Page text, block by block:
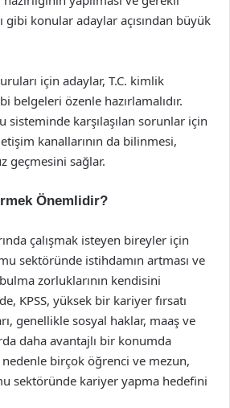
gibi konular adaylar açısından büyük
için adaylar, T.C. kimlik
belgeleri özenle hazırlamalıdır.
sisteminde karşılaşılan sorunlar için
kanallarının da bilinmesi,
geçmesini sağlar.
Önemlidir?
çalışmak isteyen bireyler için
sektöründe istihdamın artması ve
zorluklarının kendisini
KPSS, yüksek bir kariyer fırsatı
genellikle sosyal haklar, maaş ve
daha avantajlı bir konumda
birçok öğrenci ve mezun,
sektöründe kariyer yapma hedefini